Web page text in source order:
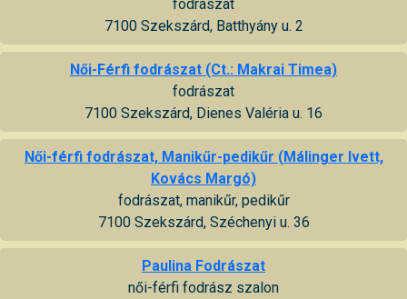
fodrászat
7100 Szekszárd, Batthyány u. 2
Női-Férfi fodrászat (Ct.: Makrai Timea)
fodrászat
7100 Szekszárd, Dienes Valéria u. 16
Női-férfi fodrászat, Manikűr-pedikűr (Málinger Ivett,
Kovács Margó)
fodrászat, manikűr, pedikűr
7100 Szekszárd, Széchenyi u. 36
Paulina Fodrászat
női-férfi fodrász szalon